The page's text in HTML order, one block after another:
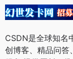
CSDN是全球知名
创博客、精品问答